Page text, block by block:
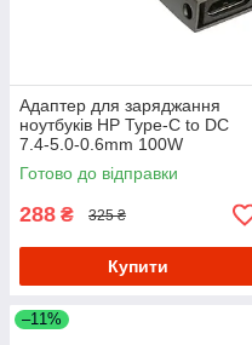
Адаптер для заряджання
ноутбуків HP Type-C to DC
7.4-5.0-0.6mm 100W
Готово до відправки
288 ₴ 325 ₴
Купити
–11%